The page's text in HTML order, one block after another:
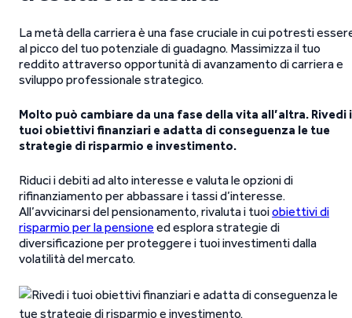
La metà della carriera è una fase cruciale in cui potresti
al picco del tuo potenziale di guadagno. Massimizza il tuo
reddito attraverso opportunità di avanzamento di carriera e
sviluppo professionale strategico.
Molto può cambiare da una fase della vita all’altra. Rivedi i
tuoi obiettivi finanziari e adatta di conseguenza le tue
strategie di risparmio e investimento.
Riduci i debiti ad alto interesse e valuta le opzioni di
rifinanziamento per abbassare i tassi d’interesse.
All’avvicinarsi del pensionamento, rivaluta i tuoiobiettivi di
risparmio per la pensione ed esplora strategie di
diversificazione per proteggere i tuoi investimenti dalla
volatilità del mercato.